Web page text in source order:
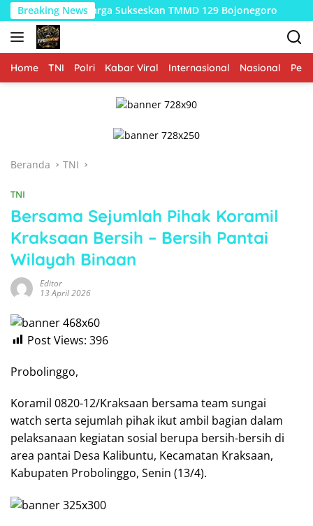
Langsung
ke
konten
Breaking News
Warga Sukseskan TMMD 129 Bojonegoro Merajut
Home TNI Polri Kabar Viral Internasional Nasional
Beranda TNI
TNI
Bersama Sejumlah Pihak Koramil
Kraksaan Bersih – Bersih Pantai
Wilayah Binaan
Editor
13 April 2026
Post Views: 396
Probolinggo,
Koramil 0820-12/Kraksaan bersama team sungai
watch serta sejumlah pihak ikut ambil bagian dalam
pelaksanaan kegiatan sosial berupa bersih-bersih di
area pantai Desa Kalibuntu, Kecamatan Kraksaan,
Kabupaten Probolinggo, Senin (13/4).